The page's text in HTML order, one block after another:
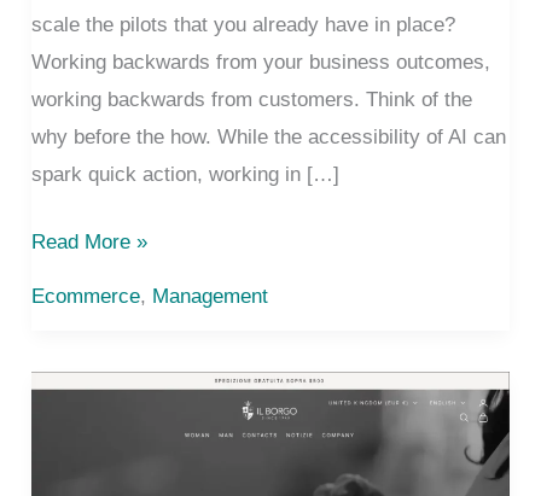
scale the pilots that you already have in place?
Working backwards from your business outcomes,
working backwards from customers. Think of the
why before the how. While the accessibility of AI can
spark quick action, working in […]
Generative
Read More »
Ecommerce, Management